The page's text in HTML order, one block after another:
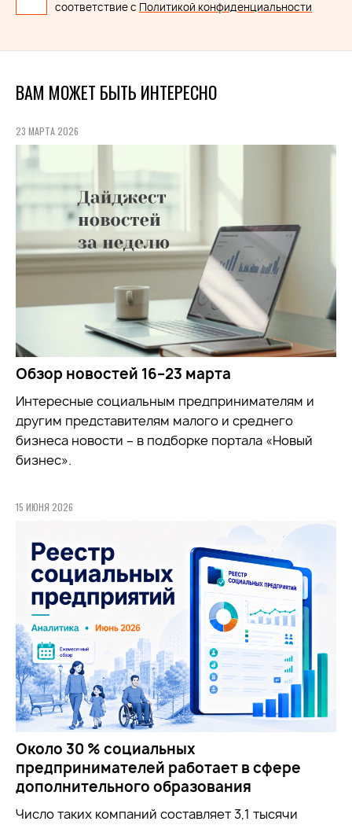
соответствие с Политикой конфиденциальности
ВАМ МОЖЕТ БЫТЬ ИНТЕРЕСНО
23 МАРТА 2026
Обзор новостей 16–23 марта
Интересные социальным предпринимателям и
другим представителям малого и среднего
бизнеса новости – в подборке портала «Новый
бизнес».
15 ИЮНЯ 2026
Около 30 % социальных
предпринимателей работает в сфере
дополнительного образования
Число таких компаний составляет 3,1 тысячи